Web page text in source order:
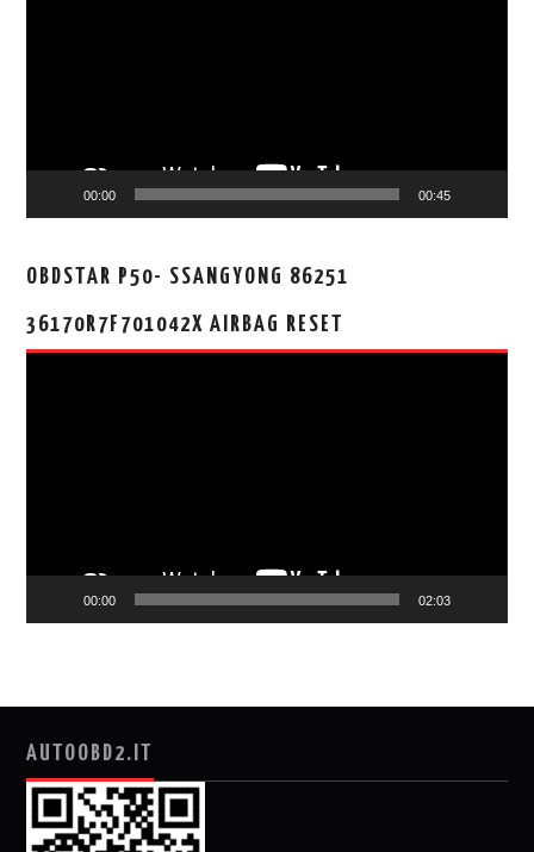
00:00 00:45
OBDSTAR P50- SSANGYONG 86251
36170R7F701042X AIRBAG RESET
00:00 02:03
AUTOOBD2.IT